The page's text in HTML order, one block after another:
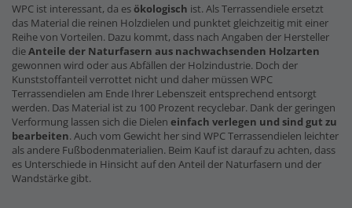
WPC ist interessant, da esökologisch ist. Als Terrassendiele ersetzt
das Material die reinen Holzdielen und punktet gleichzeitig mit einer
Reihe von Vorteilen. Dazu kommt, dass nach Angaben der Hersteller
dieAnteile der Naturfasern aus nachwachsenden Holzarten
gewonnen wird oder aus Abfällen der Holzindustrie. Doch der
Kunststoffanteil verrottet nicht und daher müssen WPC
Terrassendielen am Ende Ihrer Lebenszeit entsprechend entsorgt
werden. Das Material ist zu 100 Prozent recyclebar. Dank der geringen
Verformung lassen sich die Dielen einfach verlegen und sind gut zu
bearbeiten. Auch vom Gewicht her sind WPC Terrassendielen leichter
als andere Fußbodenmaterialien. Beim Kauf ist darauf zu achten, dass
es Unterschiede in Hinsicht auf den Anteil der Naturfasern und der
Wandstärke gibt.